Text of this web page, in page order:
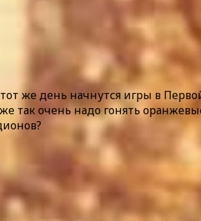
же день начнутся игры в
так очень надо гонять